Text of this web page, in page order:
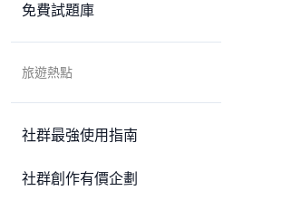
免費試題庫
旅遊熱點
社群最強使用指南
社群創作有價企劃